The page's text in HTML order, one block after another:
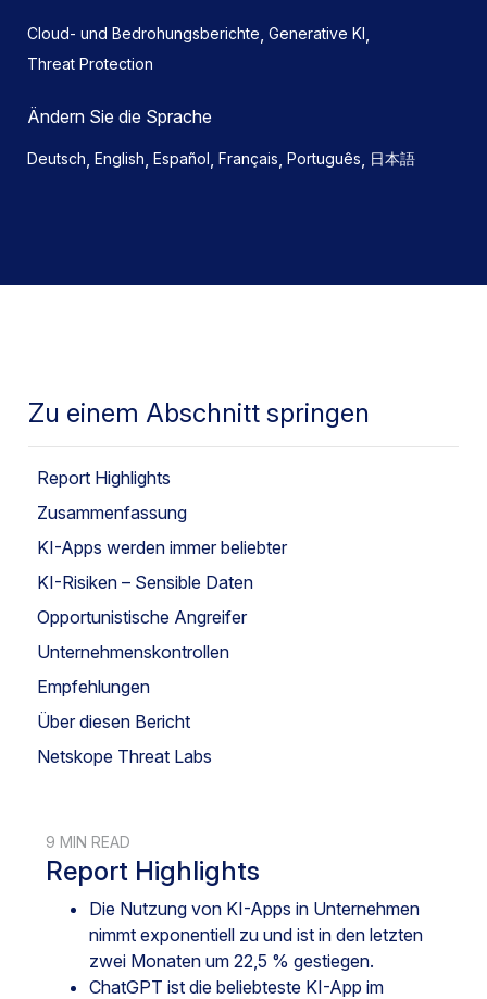
Cloud- und Bedrohungsberichte, Generative KI,
Threat Protection
Ändern Sie die Sprache
Deutsch, English, Español, Français, Português, 日本語
Zu einem Abschnitt springen
Report Highlights
Zusammenfassung
KI-Apps werden immer beliebter
KI-Risiken – Sensible Daten
Opportunistische Angreifer
Unternehmenskontrollen
Empfehlungen
Über diesen Bericht
Netskope Threat Labs
9 MIN READ
Report Highlights
Die Nutzung von KI-Apps in Unternehmen
nimmt exponentiell zu und ist in den letzten
zwei Monaten um 22,5 % gestiegen.
ChatGPT ist die beliebteste KI-App im